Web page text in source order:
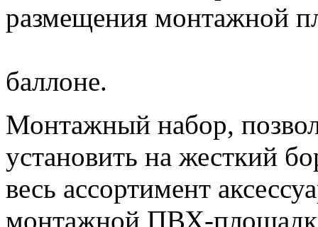
размещения монтажной
баллоне.
Монтажный набор,
установить на жесткий
весь ассортимент
монтажной ПВХ-